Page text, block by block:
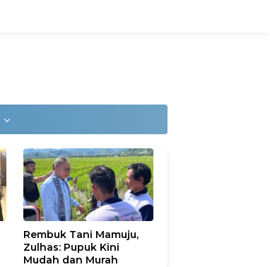
Rembuk Tani Mamuju,
Zulhas: Pupuk Kini
Mudah dan Murah